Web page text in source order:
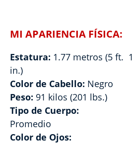
MI APARIENCIA FÍSICA:
Estatura: 1.77 metros (5 ft.
in.)
Color de Cabello: Negro
Peso: 91 kilos (201 lbs.)
Tipo de Cuerpo:
Promedio
Color de Ojos: